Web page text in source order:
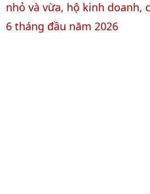
nhỏ và vừa, hộ kinh doanh,
6 tháng đầu năm 2026